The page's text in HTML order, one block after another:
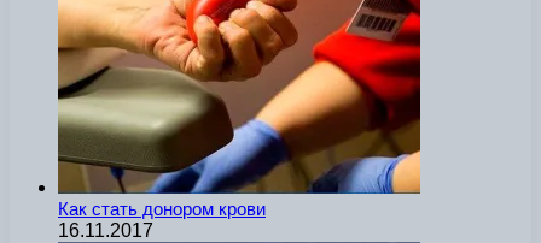
Как стать донором крови
16.11.2017